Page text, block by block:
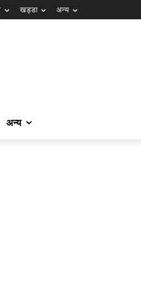
खड्डा अन्य
अन्य